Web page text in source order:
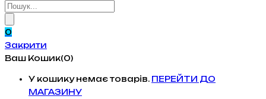
Products
0
Закрити
Ваш Кошик(0)
У кошику немає товарів. ПЕРЕЙТИ ДО
МАГАЗИНУ